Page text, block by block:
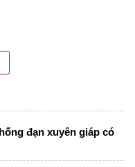
đạn xuyên giáp có